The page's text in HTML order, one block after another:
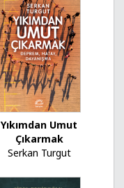
Yıkımdan Umut
Çıkarmak
Serkan Turgut